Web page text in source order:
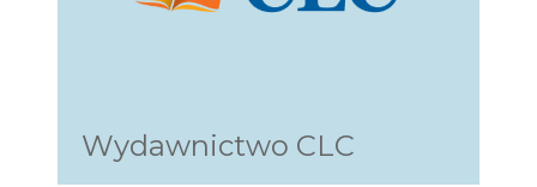
Wydawnictwo CLC